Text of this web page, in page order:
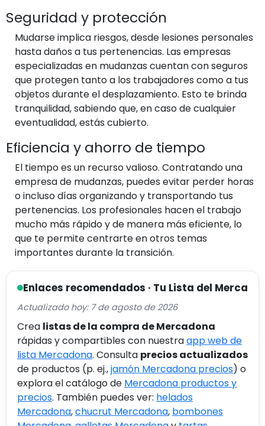
Seguridad y protección
Mudarse implica riesgos, desde lesiones personales
hasta daños a tus pertenencias. Las empresas
especializadas en mudanzas cuentan con seguros
que protegen tanto a los trabajadores como a tus
objetos durante el desplazamiento. Esto te brinda
tranquilidad, sabiendo que, en caso de cualquier
eventualidad, estás cubierto.
Eficiencia y ahorro de tiempo
El tiempo es un recurso valioso. Contratando una
empresa de mudanzas, puedes evitar perder horas
o incluso días organizando y transportando tus
pertenencias. Los profesionales hacen el trabajo
mucho más rápido y de manera más eficiente, lo
que te permite centrarte en otros temas
importantes durante la transición.
Enlaces recomendados · Tu Lista del Merca
Actualizado hoy: 7 de agosto de 2026
Crea listas de la compra de Mercadona
rápidas y compartibles con nuestraapp web de
lista Mercadona. Consulta precios actualizados
de productos (p. ej.,jamón Mercadona precios) o
explora el catálogo de Mercadona productos y
precios. También puedes ver: helados
Mercadona,chucrut Mercadona, bombones